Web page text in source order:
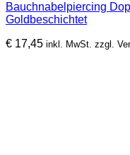
Bauchnabelpiercing
Goldbeschichtet
€ 17,45 inkl. MwSt. zzgl.